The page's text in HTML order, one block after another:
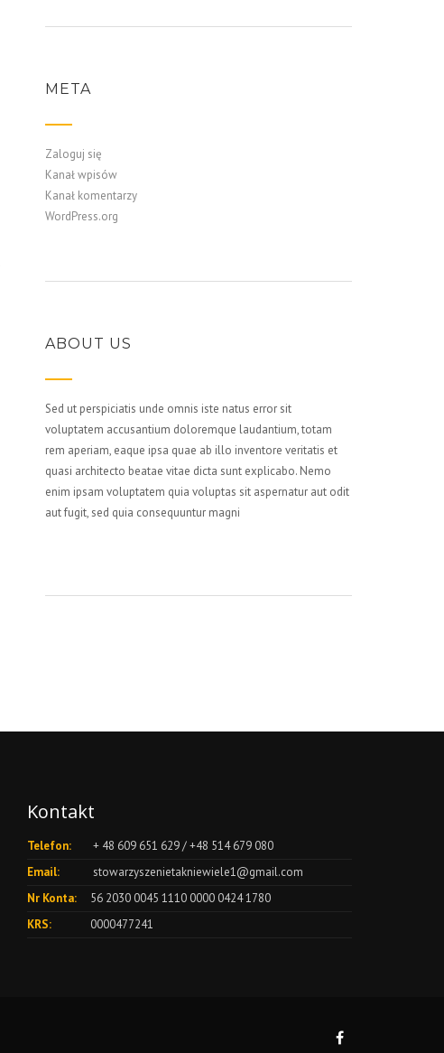
META
Zaloguj się
Kanał wpisów
Kanał komentarzy
WordPress.org
ABOUT US
Sed ut perspiciatis unde omnis iste natus error sit
voluptatem accusantium doloremque laudantium, totam
rem aperiam, eaque ipsa quae ab illo inventore veritatis et
quasi architecto beatae vitae dicta sunt explicabo. Nemo
enim ipsam voluptatem quia voluptas sit aspernatur aut odit
aut fugit, sed quia consequuntur magni
Kontakt
Telefon:
+ 48 609 651 629 / +48 514 679 080
Email:
stowarzyszenietakniewiele1@gmail.com
Nr Konta:
56 2030 0045 1110 0000 0424 1780
KRS:
0000477241